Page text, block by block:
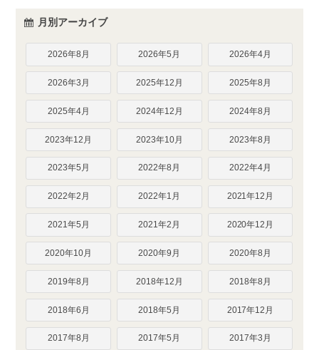
月別アーカイブ
2026年8月 2026年5月 2026年4月
2026年3月 2025年12月 2025年8月
2025年4月 2024年12月 2024年8月
2023年12月 2023年10月 2023年8月
2023年5月 2022年8月 2022年4月
2022年2月 2022年1月 2021年12月
2021年5月 2021年2月 2020年12月
2020年10月 2020年9月 2020年8月
2019年8月 2018年12月 2018年8月
2018年6月 2018年5月 2017年12月
2017年8月 2017年5月 2017年3月